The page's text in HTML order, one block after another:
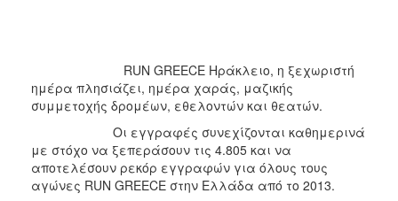
RUN GREECE Ηράκλειο, η ξεχωριστή
ημέρα πλησιάζει, ημέρα χαράς, μαζικής
συμμετοχής δρομέων, εθελοντών και θεατών.
Οι εγγραφές συνεχίζονται καθημερινά
με στόχο να ξεπεράσουν τις 4.805 και να
αποτελέσουν ρεκόρ εγγραφών για όλους τους
αγώνες RUN GREECE στην Ελλάδα από το 2013.